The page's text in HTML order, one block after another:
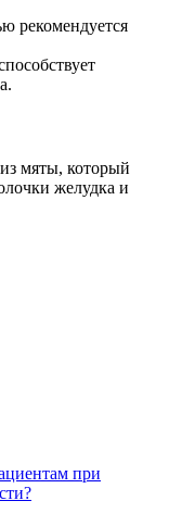
рекомендуется
мяты, который
желудка и
при